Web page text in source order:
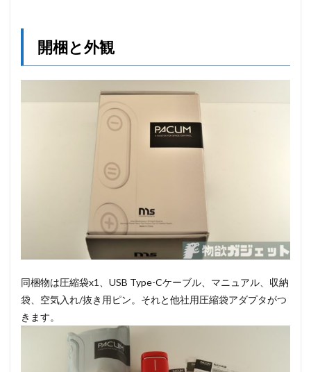
開梱と外観
同梱物は圧縮袋x1、USB Type-Cケーブル、マニュアル、収納
袋、空気入れ/抜き用ピン。それと他社用圧縮袋アダプタがつ
きます。